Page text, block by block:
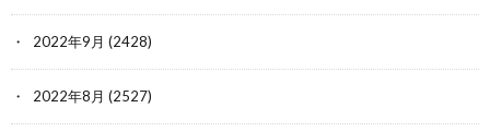
2022年9月 (2428)
2022年8月 (2527)